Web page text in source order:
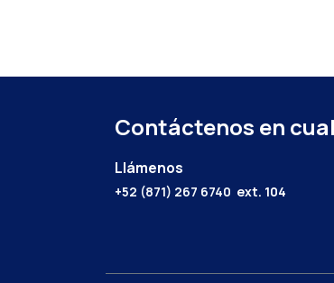
Contáctenos en
Llámenos
+52 (871) 267 6740 ext. 104